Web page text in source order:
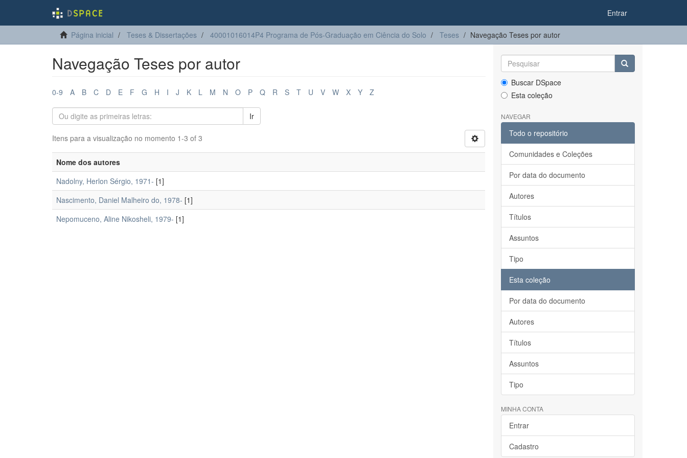
Entrar
Página inicial Teses & Dissertações 40001016014P4 Programa de Pós-Graduação em Ciência do Solo Teses Navegação Teses por autor
Navegação Teses por autor
0-9 A B C D E F G H I J K L M N O P Q R S T U V W X Y Z
Ir
Itens para a visualização no momento 1-3 of 3
Nome dos autores
Nadolny, Herlon Sérgio, 1971- [1]
Nascimento, Daniel Malheiro do, 1978- [1]
Nepomuceno, Aline Nikosheli, 1979- [1]
Buscar DSpace
Esta coleção
NAVEGAR
Todo o repositório
Comunidades e Coleções
Por data do documento
Autores
Títulos
Assuntos
Tipo
Esta coleção
Por data do documento
Autores
Títulos
Assuntos
Tipo
MINHA CONTA
Entrar
Cadastro